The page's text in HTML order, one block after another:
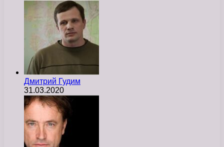
Дмитрий Гудим
31.03.2020